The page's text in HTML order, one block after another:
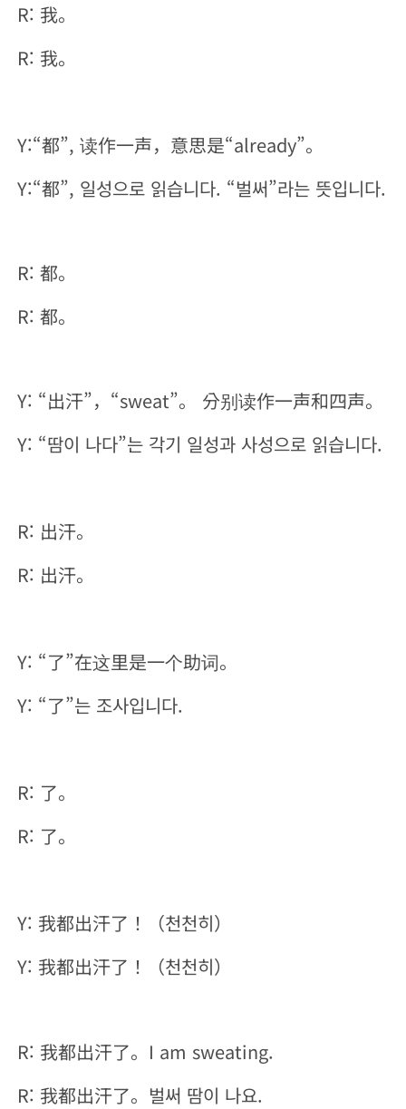
R: 我。
R: 我。
Y:“都”, 读作一声，意思是“already”。
Y:“都”, 일성으로 읽습니다. “벌써”라는 뜻입니다.
R: 都。
R: 都。
Y: “出汗”，“sweat”。 分别读作一声和四声。
Y: “땀이 나다”는 각기 일성과 사성으로 읽습니다.
R: 出汗。
R: 出汗。
Y: “了”在这里是一个助词。
Y: “了”는 조사입니다.
R: 了。
R: 了。
Y: 我都出汗了！（천천히）
Y: 我都出汗了！（천천히）
R: 我都出汗了。I am sweating.
R: 我都出汗了。벌써 땀이 나요.